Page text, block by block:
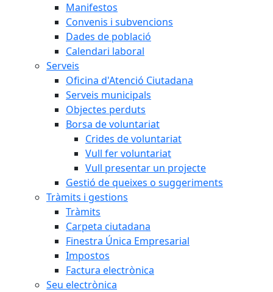
Manifestos
Convenis i subvencions
Dades de població
Calendari laboral
Serveis
Oficina d'Atenció Ciutadana
Serveis municipals
Objectes perduts
Borsa de voluntariat
Crides de voluntariat
Vull fer voluntariat
Vull presentar un projecte
Gestió de queixes o suggeriments
Tràmits i gestions
Tràmits
Carpeta ciutadana
Finestra Única Empresarial
Impostos
Factura electrònica
Seu electrònica